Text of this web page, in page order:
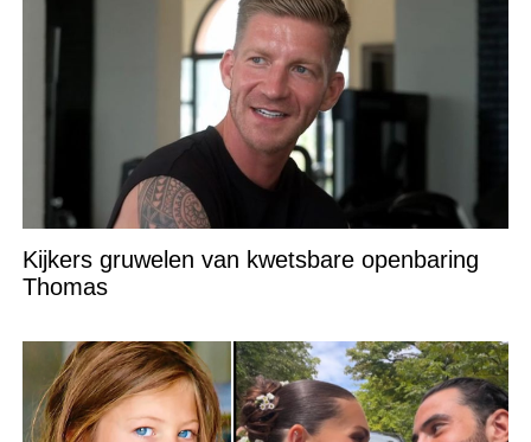
Kijkers gruwelen van kwetsbare openbaring
Thomas